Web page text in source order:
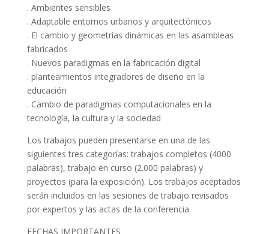
. Ambientes sensibles
. Adaptable entornos urbanos y arquitectónicos
. El cambio y geometrías dinámicas en las asambleas
fabricados
. Nuevos paradigmas en la fabricación digital
. planteamientos integradores de diseño en la
educación
. Cambio de paradigmas computacionales en la
tecnología, la cultura y la sociedad
Los trabajos pueden presentarse en una de las
siguientes tres categorías: trabajos completos (4000
palabras), trabajo en curso (2.000 palabras) y
proyectos (para la exposición). Los trabajos aceptados
serán incluidos en las sesiones de trabajo revisados
por expertos y las actas de la conferencia.
FECHAS IMPORTANTES